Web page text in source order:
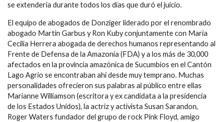
se extendería durante todos los días que duró el juicio.
El equipo de abogados de Donziger liderado por el renombrado
abogado Martin Garbus y Ron Kuby conjuntamente con Maria
Cecilia Herrera abogada de derechos humanos representando al
Frente de Defensa de la Amazonía (FDA) y a los más de 30,000
afectados en la provincia amazónica de Sucumbíos en el Cantón
Lago Agrio se encontraban ahí desde muy temprano. Muchas
personalidades ofrecieron sus palabras al público entre ellas
Marianne Williamson (escritora y ex candidata a la presidencia
de los Estados Unidos), la actriz y activista Susan Sarandon,
Roger Waters fundador del grupo de rock Pink Floyd, amigo